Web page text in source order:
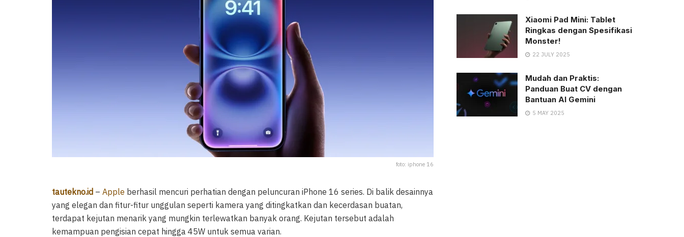
foto: iphone 16
tautekno.id – Apple berhasil mencuri perhatian dengan peluncuran iPhone 16 series. Di balik desainnya
yang elegan dan fitur-fitur unggulan seperti kamera yang ditingkatkan dan kecerdasan buatan,
terdapat kejutan menarik yang mungkin terlewatkan banyak orang. Kejutan tersebut adalah
kemampuan pengisian cepat hingga 45W untuk semua varian.
Xiaomi Pad Mini: Tablet
Ringkas dengan Spesifikasi
Monster!
22 JULY 2025
Mudah dan Praktis:
Panduan Buat CV dengan
Bantuan AI Gemini
5 MAY 2025